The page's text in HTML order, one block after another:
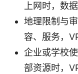
上网时，数
地理限制与
容、服务，
企业或学校
部资源时，